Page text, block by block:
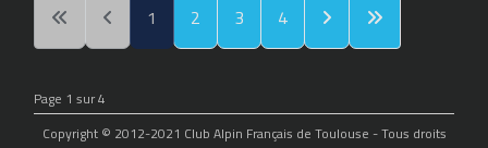
1 2 3 4
Page 1 sur 4
Copyright © 2012-2021 Club Alpin Français de Toulouse - Tous droits